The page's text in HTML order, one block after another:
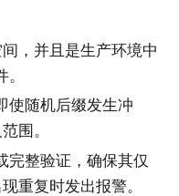
，并且是生产环境中
使随机后缀发生冲
围。
完整验证，确保其仅
重复时发出报警。